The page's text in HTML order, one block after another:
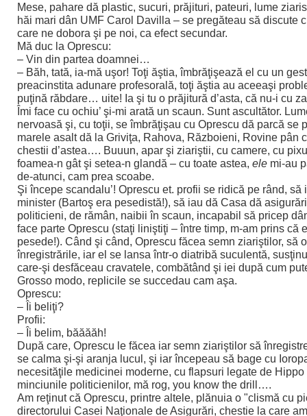
Mese, pahare dă plastic, sucuri, prăjituri, pateuri, lume
hăi mari dân UMF Carol Davilla – se pregăteau să discute
care ne dobora şi pe noi, ca efect secundar.
Mă duc la Oprescu:
– Vin din partea doamnei…
– Băh, tată, ia-mă uşor! Toţi ăştia, îmbrăţişează el cu un
preacinstita adunare profesorală, toţi ăştia au aceeaşi
puţină răbdare… uite! Ia şi tu o prăjitură d’asta, că nu-i cu
Îmi face cu ochiu’ şi-mi arată un scaun. Sunt ascultător.
nervoasă şi, cu toţii, se îmbrăţişau cu Oprescu dă parcă se
marele asalt dă la Griviţa, Rahova, Războieni, Rovine pân
chestii d’astea…. Buuun, apar şi ziariştii, cu camere, cu
foamea-n gât şi setea-n glandă – cu toate astea, ele mi-au
de-atunci, cam prea scoabe.
Şi începe scandalu’! Oprescu et. profii se ridică pe rând, să
minister (Bartoş era pesedistă!), să iau dă Casa dă
politicieni, de rămân, naibii în scaun, incapabil să pricep
face parte Oprescu (staţi liniştiţi – între timp, m-am prins că
pesede!). Când şi când, Oprescu făcea semn ziariştilor, să
înregistrările, iar el se lansa într-o diatribă suculentă,
care-şi desfăceau cravatele, combătând şi iei după cum
Grosso modo, replicile se succedau cam aşa.
Oprescu:
– Îi beliţi?
Profii:
– Îi belim, băăăăh!
După care, Oprescu le făcea iar semn ziariştilor să
se calma şi-şi aranja lucul, şi iar începeau să bage cu
necesităţile medicinei moderne, cu flapsuri legate de Hippo
minciunile politicienilor, mă rog, you know the drill….
Am reţinut că Oprescu, printre altele, plănuia o "clismă cu
directorului Casei Naţionale de Asigurări, chestie la care